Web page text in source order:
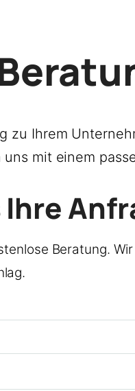
zu Ihrem
mit einem
Beratung.